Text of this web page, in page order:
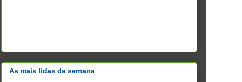
As mais lidas da semana